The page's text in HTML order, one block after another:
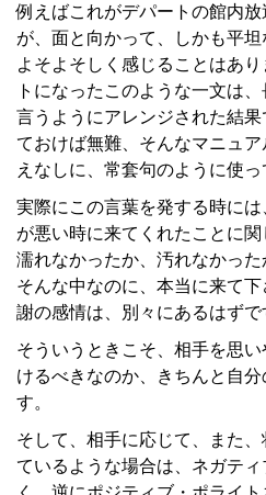
例えばこれがデパートの館内
が、面と向かって、しかも平坦
よそよそしく感じることはあ
トになったこのような一文は
言うようにアレンジされた結
ておけば無難、そんなマニュ
えなしに、常套句のように使っ
実際にこの言葉を発する時に
が悪い時に来てくれたことに
濡れなかったか、汚れなかった
そんな中なのに、本当に来て
謝の感情は、別々にあるはずで
そういうときこそ、相手を思
けるべきなのか、きちんと自
す。
そして、相手に応じて、また
ているような場合は、ネガテ